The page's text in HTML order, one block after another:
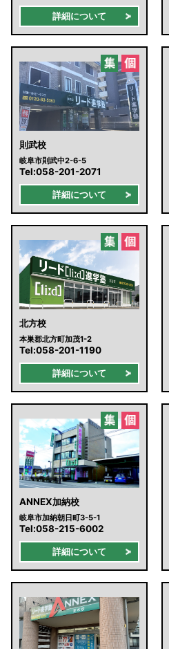
詳細について
則武校
岐阜市則武中2-6-5
Tel:058-201-2071
詳細について
北方校
本巣郡北方町加茂1-2
Tel:058-201-1190
詳細について
ANNEX加納校
岐阜市加納朝日町3-5-1
Tel:058-215-6002
詳細について